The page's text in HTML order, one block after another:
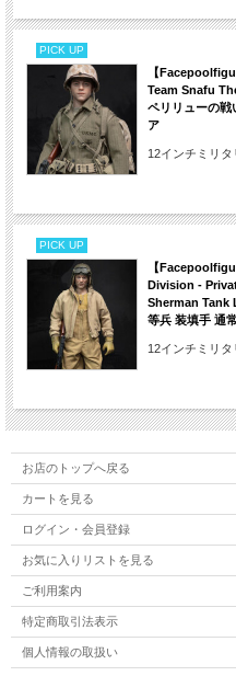
PICK UP
【
Team Snafu
ペリリューの戦
ア
12インチミリタ
PICK UP
【
Division -
Sherman Tank
等兵 装填手 通
12インチミリタ
お店のトップへ戻る
カートを見る
ログイン・会員登録
お気に入りリストを見る
ご利用案内
特定商取引法表示
個人情報の取扱い